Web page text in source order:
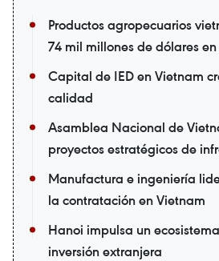
Productos agropecuarios
74 mil millones de dólares
Capital de IED en Vietnam
calidad
Asamblea Nacional de
proyectos estratégicos de
Manufactura e ingeniería
la contratación en Vietnam
Hanoi impulsa un
inversión extranjera